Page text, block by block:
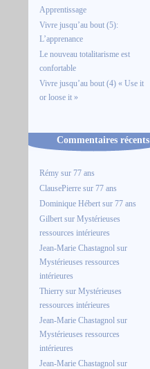
Apprentissage
Vivre jusqu’au bout (5):
L’apprenance
Le nouveau totalitarisme est
confortable
Vivre jusqu’au bout (4) « Use it
or loose it »
Commentaires récents
Rémy sur 77 ans
ClausePierre sur 77 ans
Dominique Hébert sur 77 ans
Gilbert sur Mystérieuses
ressources intérieures
Jean-Marie Chastagnol sur
Mystérieuses ressources
intérieures
Thierry sur Mystérieuses
ressources intérieures
Jean-Marie Chastagnol sur
Mystérieuses ressources
intérieures
Jean-Marie Chastagnol sur